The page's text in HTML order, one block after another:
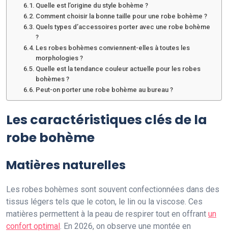
Quelle est l’origine du style bohème ?
Comment choisir la bonne taille pour une robe bohème ?
Quels types d’accessoires porter avec une robe bohème
?
Les robes bohèmes conviennent-elles à toutes les
morphologies ?
Quelle est la tendance couleur actuelle pour les robes
bohèmes ?
Peut-on porter une robe bohème au bureau ?
Les caractéristiques clés de la
robe bohème
Matières naturelles
Les robes bohèmes sont souvent confectionnées dans des
tissus légers tels que le coton, le lin ou la viscose. Ces
matières permettent à la peau de respirer tout en offrant un
confort optimal . En 2026, on observe une montée en